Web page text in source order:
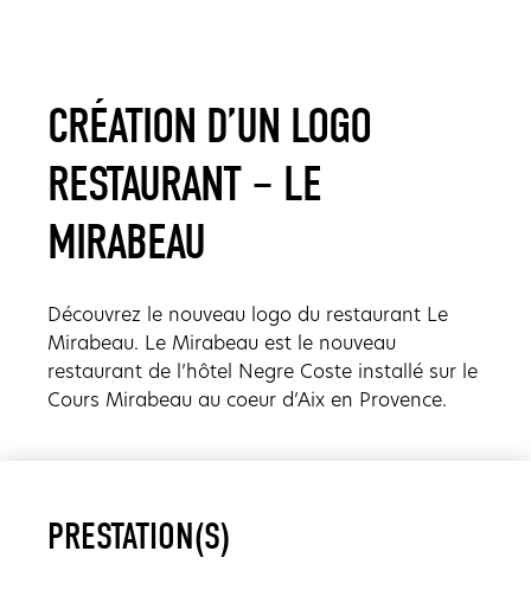
CRÉATION D’UN LOGO
RESTAURANT – LE
MIRABEAU
Découvrez le nouveau logo du restaurant Le
Mirabeau. Le Mirabeau est le nouveau
restaurant de l’hôtel Negre Coste installé sur le
Cours Mirabeau au coeur d’Aix en Provence.
PRESTATION(S)